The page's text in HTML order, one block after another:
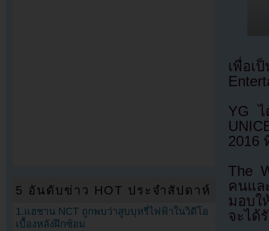
เพื่อ
YG ไ
2016
The
คนแล
มอบใ
จะได้
5 อันดับข่าว HOT ประจำสัปดาห์
1.แฮชาน NCT ถูกพบว่าสูบบุหรี่ไฟฟ้าในวิดีโอ
เบื้องหลังฝึกซ้อม